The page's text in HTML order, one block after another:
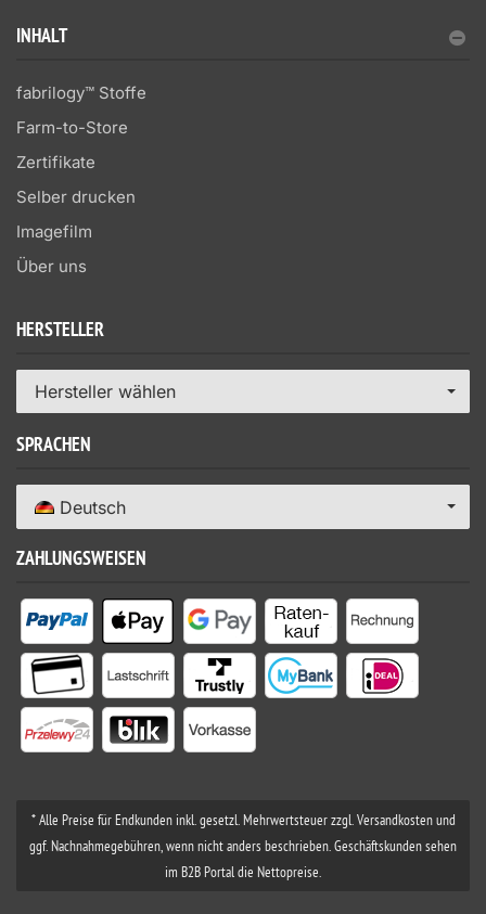
INHALT
fabrilogy™ Stoffe
Farm-to-Store
Zertifikate
Selber drucken
Imagefilm
Über uns
HERSTELLER
Hersteller wählen
SPRACHEN
Deutsch
ZAHLUNGSWEISEN
* Alle Preise für Endkunden inkl. gesetzl. Mehrwertsteuer zzgl. Versandkosten und
ggf. Nachnahmegebühren, wenn nicht anders beschrieben. Geschäftskunden sehen
im B2B Portal die Nettopreise.